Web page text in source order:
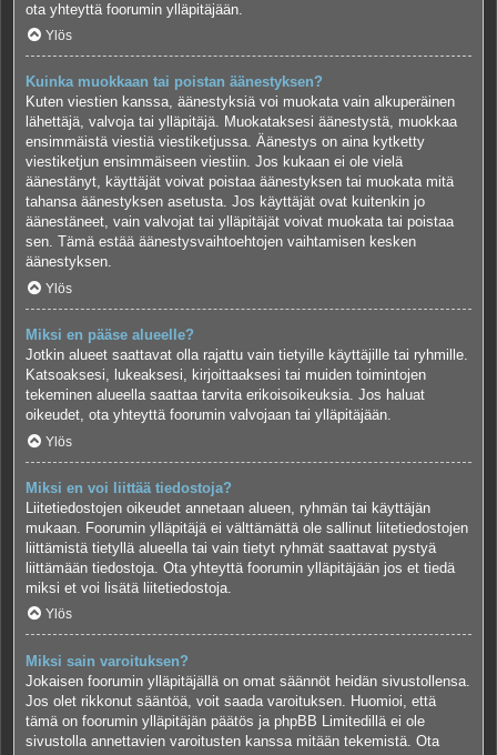
ota yhteyttä foorumin ylläpitäjään.
Ylös
Kuinka muokkaan tai poistan äänestyksen?
Kuten viestien kanssa, äänestyksiä voi muokata vain alkuperäinen
lähettäjä, valvoja tai ylläpitäjä. Muokataksesi äänestystä, muokkaa
ensimmäistä viestiä viestiketjussa. Äänestys on aina kytketty
viestiketjun ensimmäiseen viestiin. Jos kukaan ei ole vielä
äänestänyt, käyttäjät voivat poistaa äänestyksen tai muokata mitä
tahansa äänestyksen asetusta. Jos käyttäjät ovat kuitenkin jo
äänestäneet, vain valvojat tai ylläpitäjät voivat muokata tai poistaa
sen. Tämä estää äänestysvaihtoehtojen vaihtamisen kesken
äänestyksen.
Ylös
Miksi en pääse alueelle?
Jotkin alueet saattavat olla rajattu vain tietyille käyttäjille tai ryhmille.
Katsoaksesi, lukeaksesi, kirjoittaaksesi tai muiden toimintojen
tekeminen alueella saattaa tarvita erikoisoikeuksia. Jos haluat
oikeudet, ota yhteyttä foorumin valvojaan tai ylläpitäjään.
Ylös
Miksi en voi liittää tiedostoja?
Liitetiedostojen oikeudet annetaan alueen, ryhmän tai käyttäjän
mukaan. Foorumin ylläpitäjä ei välttämättä ole sallinut liitetiedostojen
liittämistä tietyllä alueella tai vain tietyt ryhmät saattavat pystyä
liittämään tiedostoja. Ota yhteyttä foorumin ylläpitäjään jos et tiedä
miksi et voi lisätä liitetiedostoja.
Ylös
Miksi sain varoituksen?
Jokaisen foorumin ylläpitäjällä on omat säännöt heidän sivustollensa.
Jos olet rikkonut sääntöä, voit saada varoituksen. Huomioi, että
tämä on foorumin ylläpitäjän päätös ja phpBB Limitedillä ei ole
sivustolla annettavien varoitusten kanssa mitään tekemistä. Ota